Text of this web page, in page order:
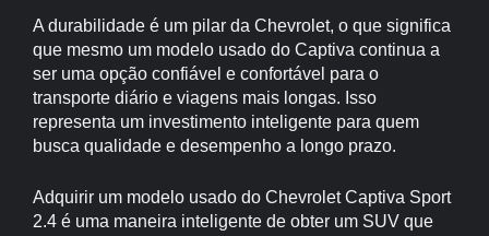
A durabilidade é um pilar da Chevrolet, o que significa
que mesmo um modelo usado do Captiva continua a
ser uma opção confiável e confortável para o
transporte diário e viagens mais longas. Isso
representa um investimento inteligente para quem
busca qualidade e desempenho a longo prazo.
Adquirir um modelo usado do Chevrolet Captiva Sport
2.4 é uma maneira inteligente de obter um SUV que